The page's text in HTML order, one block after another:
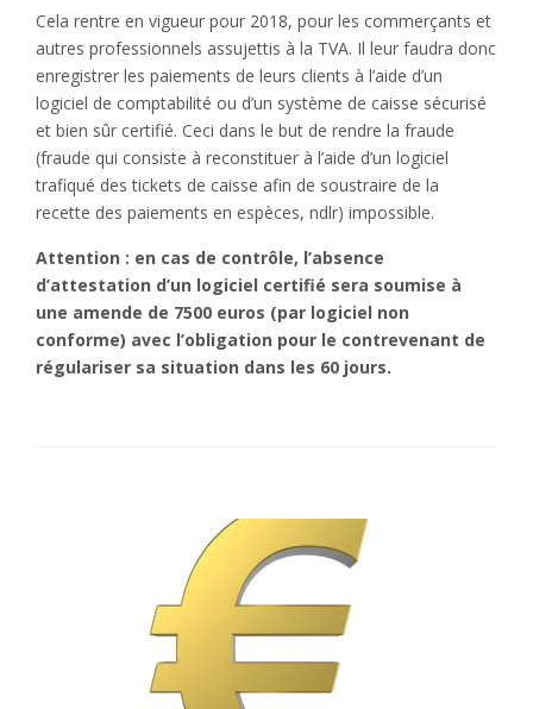
Cela rentre en vigueur pour 2018, pour les commerçants et
autres professionnels assujettis à la TVA. Il leur faudra donc
enregistrer les paiements de leurs clients à l’aide d’un
logiciel de comptabilité ou d’un système de caisse sécurisé
et bien sûr certifié. Ceci dans le but de rendre la fraude
(fraude qui consiste à reconstituer à l’aide d’un logiciel
trafiqué des tickets de caisse afin de soustraire de la
recette des paiements en espèces, ndlr) impossible.
Attention : en cas de contrôle, l’absence
d’attestation d’un logiciel certifié sera soumise à
une amende de 7500 euros (par logiciel non
conforme) avec l’obligation pour le contrevenant de
régulariser sa situation dans les 60 jours.